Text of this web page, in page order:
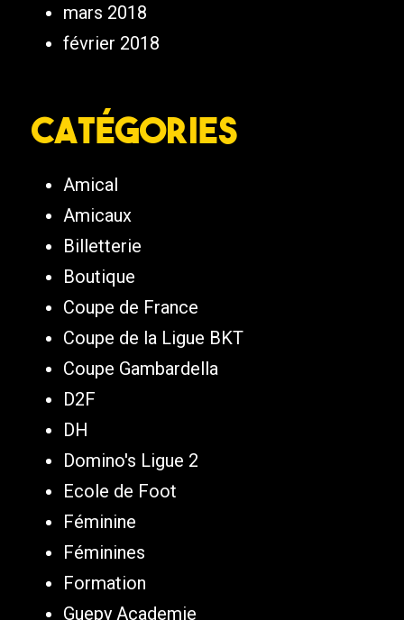
mars 2018
février 2018
Catégories
Amical
Amicaux
Billetterie
Boutique
Coupe de France
Coupe de la Ligue BKT
Coupe Gambardella
D2F
DH
Domino's Ligue 2
Ecole de Foot
Féminine
Féminines
Formation
Guepy Academie